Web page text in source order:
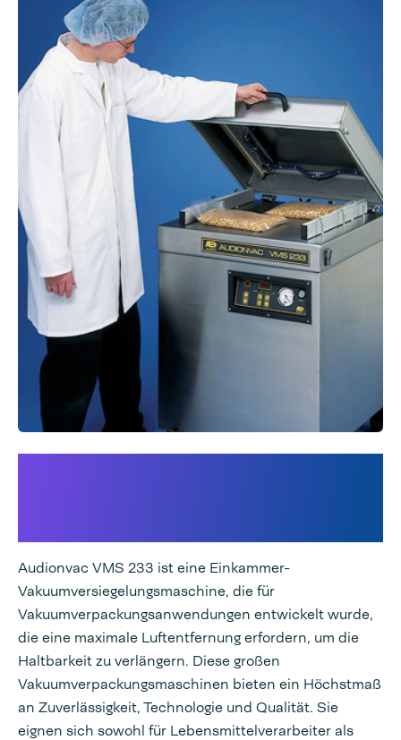
Audionvac VMS 233 ist eine Einkammer-
Vakuumversiegelungsmaschine, die für
Vakuumverpackungsanwendungen entwickelt wurde,
die eine maximale Luftentfernung erfordern, um die
Haltbarkeit zu verlängern. Diese großen
Vakuumverpackungsmaschinen bieten ein Höchstmaß
an Zuverlässigkeit, Technologie und Qualität. Sie
eignen sich sowohl für Lebensmittelverarbeiter als